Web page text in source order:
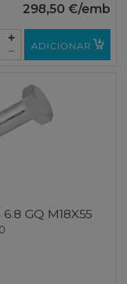
298,50 €/emb
ADICIONAR
6.8 GQ M18X55